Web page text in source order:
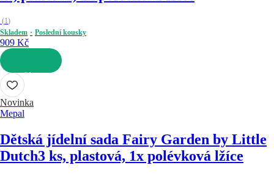
(1)
Skladem
Poslední kousky
909 Kč
DO KOŠÍKU
Novinka
Mepal
Dětská jídelní sada Fairy Garden by Little
Dutch3 ks, plastová, 1x polévková lžíce